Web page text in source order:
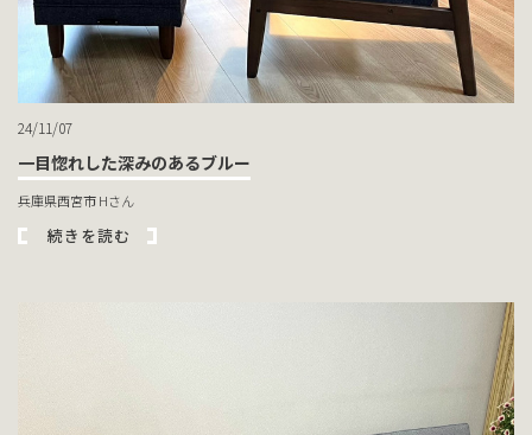
24/11/07
一目惚れした深みのあるブルー
兵庫県西宮市 Hさん
続きを読む